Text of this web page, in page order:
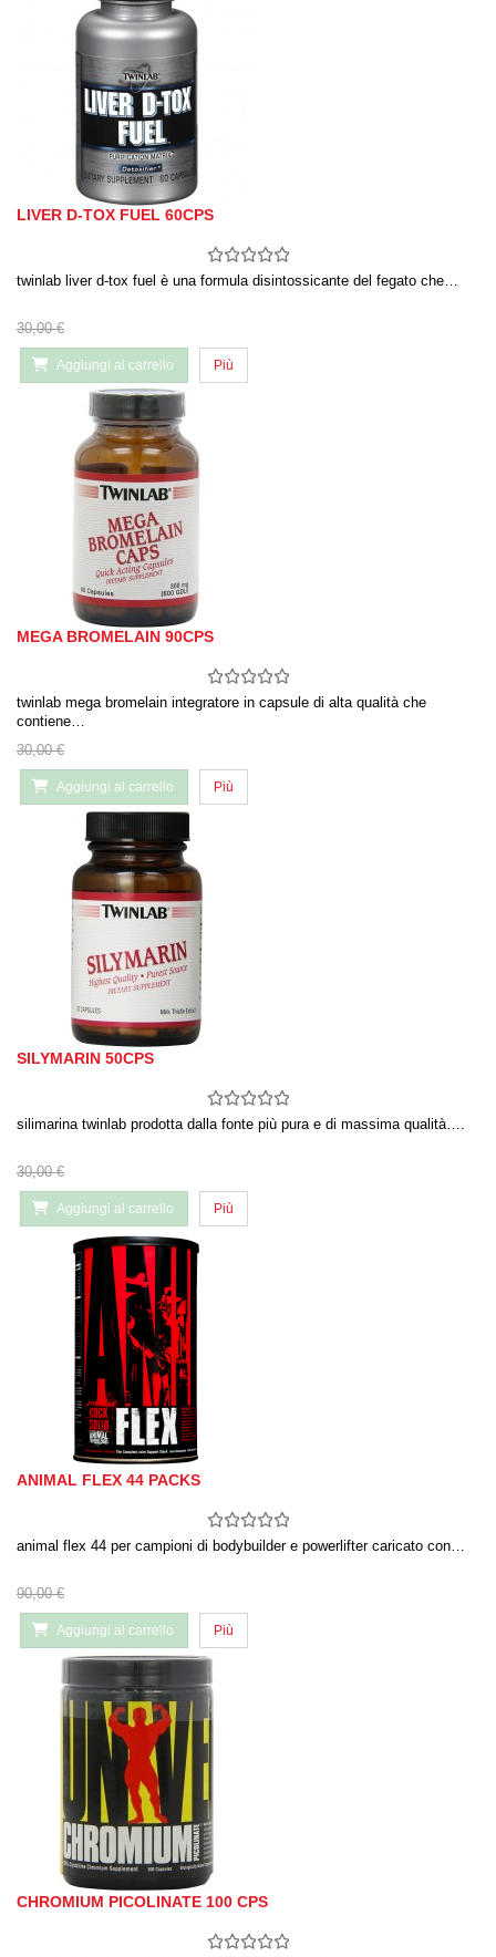
LIVER D-TOX FUEL 60CPS
twinlab liver d-tox fuel è una formula disintossicante del fegato che…
30,00 €
Aggiungi al carrello Più
MEGA BROMELAIN 90CPS
twinlab mega bromelain integratore in capsule di alta qualità che
contiene…
30,00 €
Aggiungi al carrello Più
SILYMARIN 50CPS
silimarina twinlab prodotta dalla fonte più pura e di massima qualità….
30,00 €
Aggiungi al carrello Più
ANIMAL FLEX 44 PACKS
animal flex 44 per campioni di bodybuilder e powerlifter caricato con…
90,00 €
Aggiungi al carrello Più
CHROMIUM PICOLINATE 100 CPS